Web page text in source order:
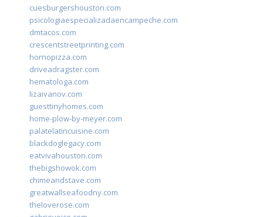
cuesburgershouston.com
psicologiaespecializadaencampeche.com
dmtacos.com
crescentstreetprinting.com
hornopizza.com
driveadragster.com
hematologa.com
lizaivanov.com
guesttinyhomes.com
home-plow-by-meyer.com
palatelatincuisine.com
blackdoglegacy.com
eatvivahouston.com
thebigshowok.com
chimeandstave.com
greatwallseafoodny.com
theloverose.com